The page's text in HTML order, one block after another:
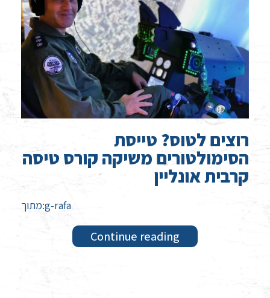
רוצים לטוס? טייסת
הסימולטורים משיקה קורס טיסה
קרבית אונליין
מתוך:g-rafa
Continue reading